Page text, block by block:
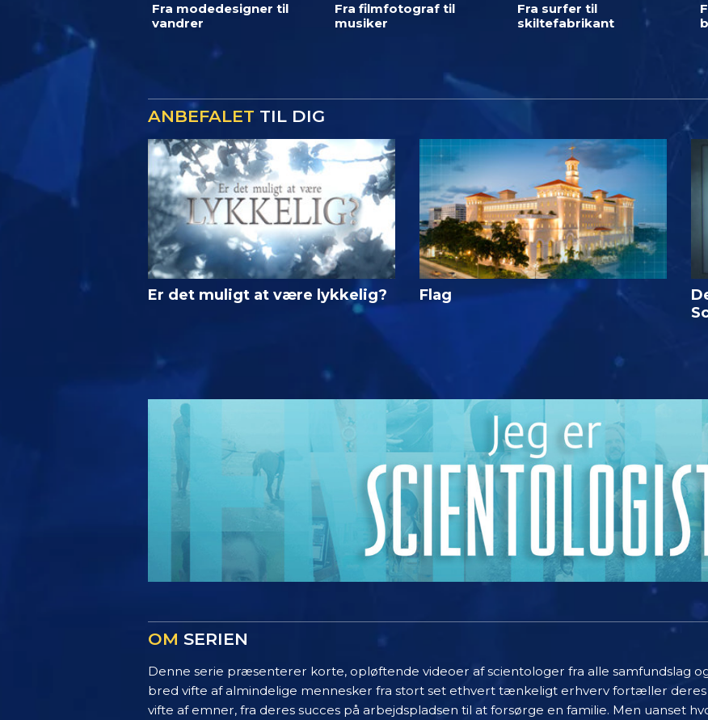
Fra modedesigner til
vandrer
Fra filmfotograf til
musiker
Fra surfer til
skiltefabrikant
ANBEFALET TIL DIG
Er det muligt at være lykkelig? Flag
OM SERIEN
Denne serie præsenterer korte, opløftende videoer af scientologer fra alle samfundslag
bred vifte af almindelige mennesker fra stort set ethvert tænkeligt erhverv fortæller
vifte af emner, fra deres succes på arbejdspladsen til at forsørge en familie. Men uanset